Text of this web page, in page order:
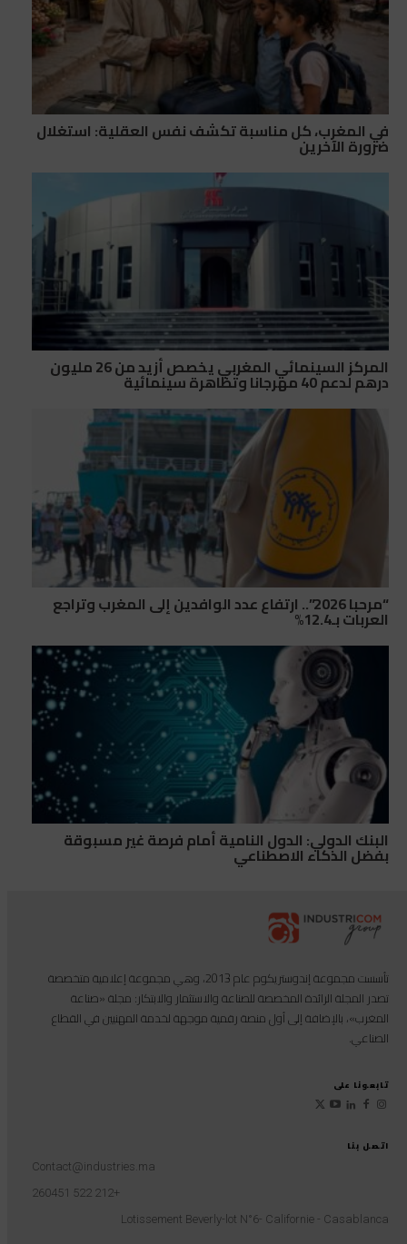
في المغرب، كل مناسبة تكشف نفس العقلية: استغلال
ضرورة الآخرين
المركز السينمائي المغربي يخصص أزيد من 26 مليون
درهم لدعم 40 مهرجانا وتظاهرة سينمائية
“مرحبا 2026”.. ارتفاع عدد الوافدين إلى المغرب وتراجع
العربات بـ12.4%
البنك الدولي: الدول النامية أمام فرصة غير مسبوقة
بفضل الذكاء الاصطناعي
اتصل بنا
Contact@industries.ma
+212 522 260451
Lotissement Beverly-lot N°6- Californie - Casablanca
تأسست مجموعة إندوستريكوم عام 2013، وهي مجموعة إعلامية متخصصة
تصدر المجلة الرائدة المخصصة للصناعة والاستثمار والابتكار: مجلة «صناعة
المغرب»، بالإضافة إلى أول منصة رقمية موجهة لخدمة المهنيين في القطاع
الصناعي.
تابعونا على